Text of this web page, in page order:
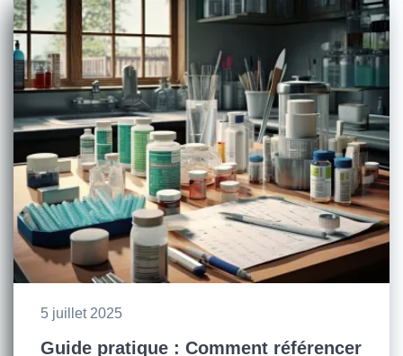
5 juillet 2025
Guide pratique : Comment référencer